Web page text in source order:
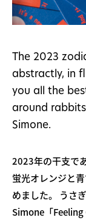
The 2023
abstractly, in
you all the
around rabbits
Simone.
2023年の干支で
蛍光オレンジと
めました。 うさ
Simone「Feeling